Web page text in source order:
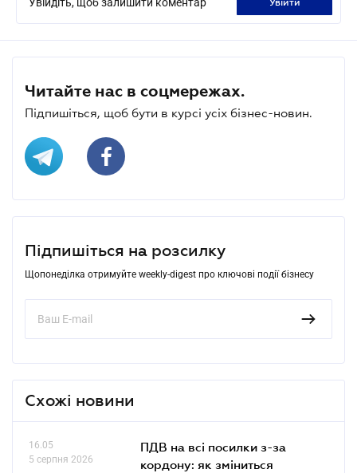
Читайте нас в соцмережах.
Підпишіться, щоб бути в курсі усіх бізнес-новин.
Підпишіться на розсилку
Щопонеділка отримуйте weekly-digest про ключові події бізнесу
Схожі новини
16.05
5 серпня 2026
ПДВ на всі посилки з-за
кордону: як зміниться